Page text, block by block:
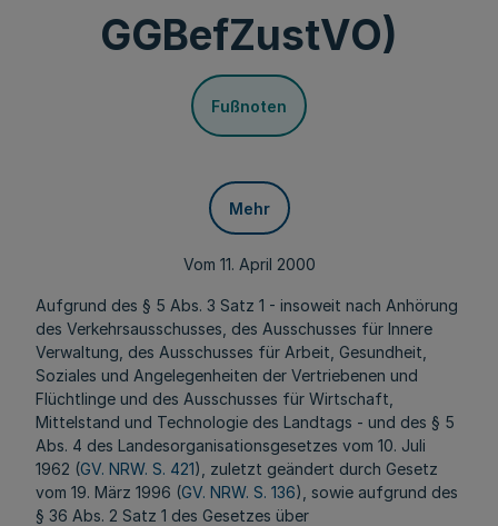
GGBefZustVO)
Fußnoten
Mehr
Vom 11. April 2000
Aufgrund des § 5 Abs. 3 Satz 1 - insoweit nach Anhörung
des Verkehrsausschusses, des Ausschusses für Innere
Verwaltung, des Ausschusses für Arbeit, Gesundheit,
Soziales und Angelegenheiten der Vertriebenen und
Flüchtlinge und des Ausschusses für Wirtschaft,
Mittelstand und Technologie des Landtags - und des § 5
Abs. 4 des Landesorganisationsgesetzes vom 10. Juli
1962 (GV. NRW. S. 421), zuletzt geändert durch Gesetz
vom 19. März 1996 (GV. NRW. S. 136), sowie aufgrund des
§ 36 Abs. 2 Satz 1 des Gesetzes über